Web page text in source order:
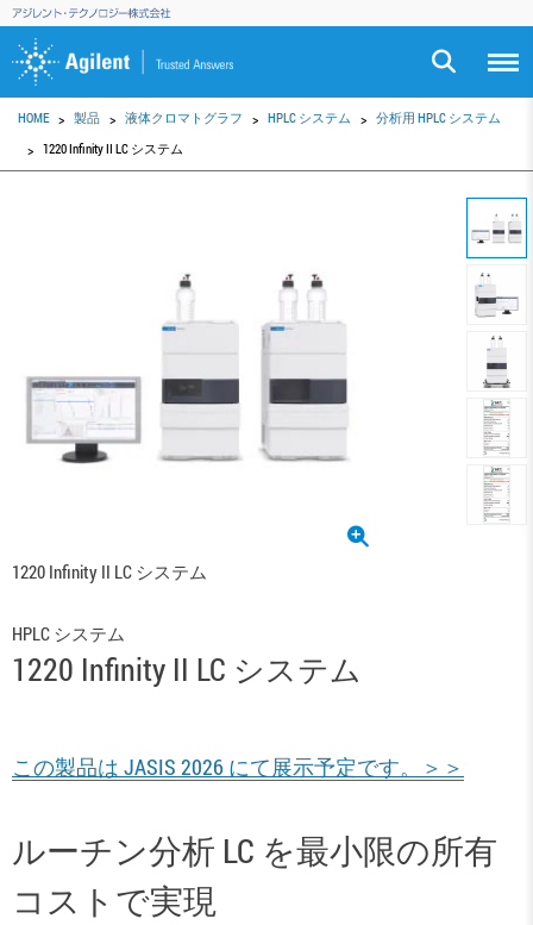
HOME 製品 液体クロマトグラフ HPLC システム
分析用 HPLC システム
1220 Infinity II LC システム
1220 Infinity II LC システム
HPLC システム
1220 Infinity II LC システム
この製品は JASIS 2026 にて展示予定です。＞＞
ルーチン分析 LC を最小限の所有
コストで実現